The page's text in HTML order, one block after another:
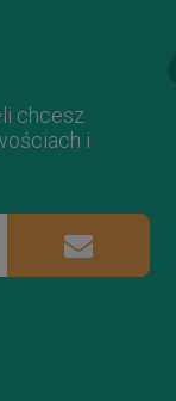
chcesz
i